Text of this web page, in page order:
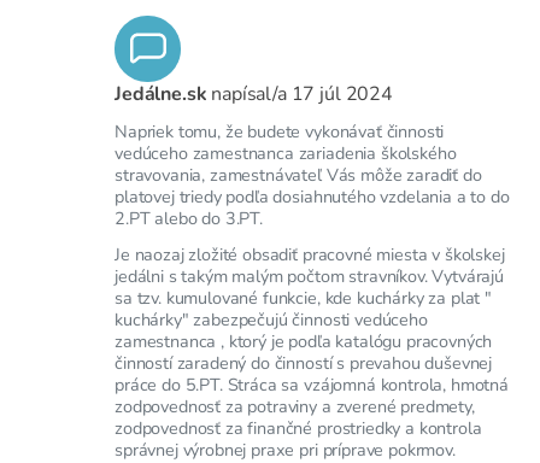
Jedálne.sk napísal/a 17 júl 2024
Napriek tomu, že budete vykonávať činnosti
vedúceho zamestnanca zariadenia školského
stravovania, zamestnávateľ Vás môže zaradiť do
platovej triedy podľa dosiahnutého vzdelania a to do
2.PT alebo do 3.PT.
Je naozaj zložité obsadiť pracovné miesta v školskej
jedálni s takým malým počtom stravníkov. Vytvárajú
sa tzv. kumulované funkcie, kde kuchárky za plat "
kuchárky" zabezpečujú činnosti vedúceho
zamestnanca , ktorý je podľa katalógu pracovných
činností zaradený do činností s prevahou duševnej
práce do 5.PT. Stráca sa vzájomná kontrola, hmotná
zodpovednosť za potraviny a zverené predmety,
zodpovednosť za finančné prostriedky a kontrola
správnej výrobnej praxe pri príprave pokrmov.